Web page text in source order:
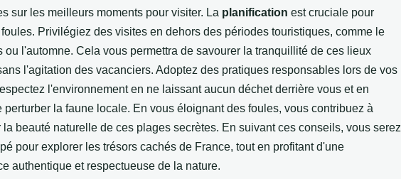
sur les meilleurs moments pour visiter. La planification est cruciale pour
Privilégiez des visites en dehors des périodes touristiques, comme le
ou l'automne. Cela vous permettra de savourer la tranquillité de ces lieux
l'agitation des vacanciers. Adoptez des pratiques responsables lors de vos
l'environnement en ne laissant aucun déchet derrière vous et en
perturber la faune locale. En vous éloignant des foules, vous contribuez à
la beauté naturelle de ces plages secrètes. En suivant ces conseils, vous serez
pour explorer les trésors cachés de France, tout en profitant d'une
authentique et respectueuse de la nature.